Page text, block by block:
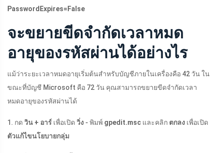
PasswordExpires=False
จะขยายขีดจำกัดเวลาหมด
อายุของรหัสผ่านได้อย่างไร
แม้ว่าระยะเวลาหมดอายุเริ่มต้นสำหรับบัญชีภายในเครื่องคือ 42 วัน ใน
ขณะที่บัญชี Microsoft คือ 72 วัน คุณสามารถขยายขีดจำกัดเวลา
หมดอายุของรหัสผ่านได้
1. กด วิน + อาร์ เพื่อเปิด วิ่ง - พิมพ์ gpedit.msc และคลิก ตกลง เพื่อเปิด
ตัวแก้ไขนโยบายกลุ่ม